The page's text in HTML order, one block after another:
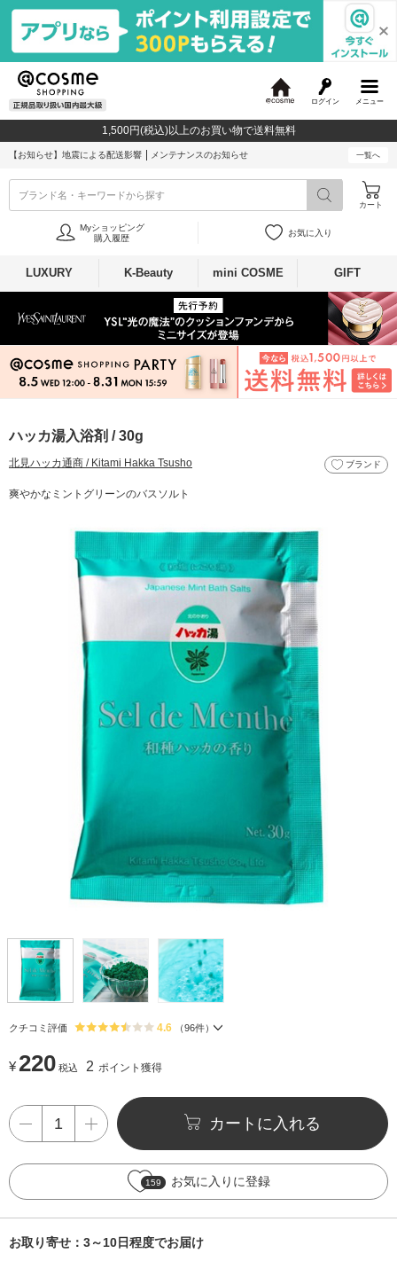
メニュー
ログイン
c
o
1,500円(税込)以上のお買い物で送料無料
【お知らせ】 地震による配送影響 メンテナンスのお知らせ 一覧へ
ブランド名・キーワードから探す
カート
Myショッピング
購入履歴
お気に入り
LUXURY K-Beauty mini COSME GIFT
ハッカ湯入浴剤 / 30g
北見ハッカ通商 / Kitami Hakka Tsusho ブランド
爽やかなミントグリーンのバスソルト
クチコミ評価 4.6 （96件）
¥ 220 税込 2 ポイント獲得
カートに入れる
159 お気に入りに登録
お取り寄せ：3～10日程度でお届け